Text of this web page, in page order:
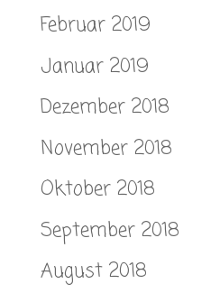
Februar 2019
Januar 2019
Dezember 2018
November 2018
Oktober 2018
September 2018
August 2018